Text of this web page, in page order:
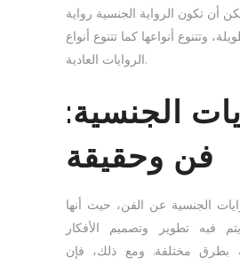
أن تكون الرواية الجنسية رواية
وتتنوع أنواعها كما تتنوع أنواع
الروايات العادية.
الجنسية:
فن وحقيقة
الجنسية عن الفن، حيث أنها
فيه تطوير وتصميم الأفكار
بطرق مختلفة. ومع ذلك، فإن